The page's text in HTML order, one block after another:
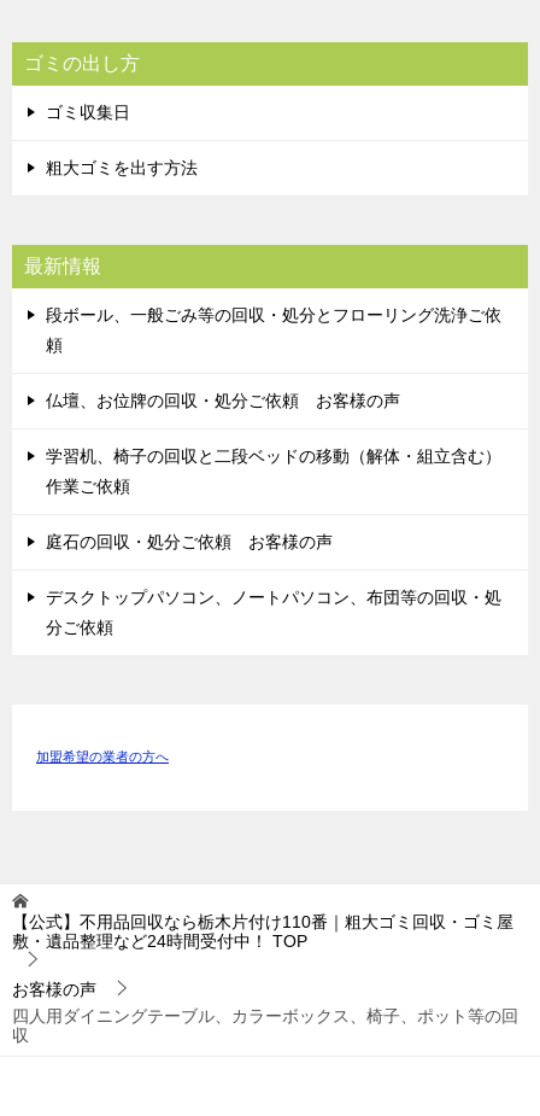
ゴミの出し方
ゴミ収集日
粗大ゴミを出す方法
最新情報
段ボール、一般ごみ等の回収・処分とフローリング洗浄ご依
頼
仏壇、お位牌の回収・処分ご依頼 お客様の声
学習机、椅子の回収と二段ベッドの移動（解体・組立含む）
作業ご依頼
庭石の回収・処分ご依頼 お客様の声
デスクトップパソコン、ノートパソコン、布団等の回収・処
分ご依頼
加盟希望の業者の方へ
【公式】不用品回収なら栃木片付け110番｜粗大ゴミ回収・ゴミ屋
敷・遺品整理など24時間受付中！
TOP
お客様の声
四人用ダイニングテーブル、カラーボックス、椅子、ポット等の回
収